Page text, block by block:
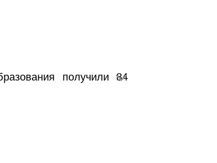
получили 84